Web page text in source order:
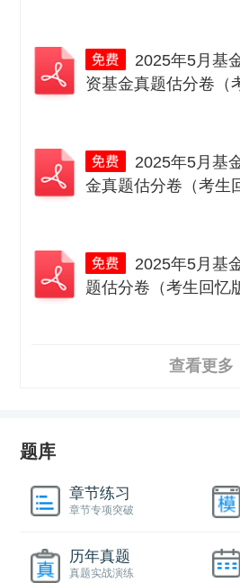
资基金真题估分卷（
金真题估分卷（考生
题估分卷（考生回忆
查看更多
题库
章节练习
章节专项突破
历年真题
真题实战演练